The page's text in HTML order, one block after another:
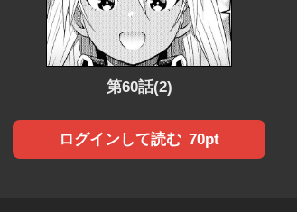
第60話(2)
ログインして読む 70pt